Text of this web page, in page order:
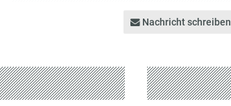
Nachricht schreiben